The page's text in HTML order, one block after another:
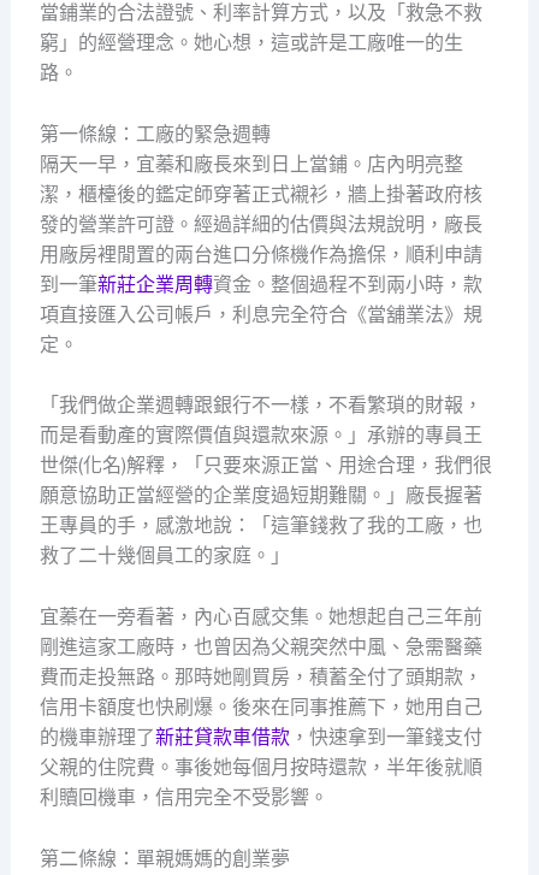
當鋪業的合法證號、利率計算方式，以及「救急不救
窮」的經營理念。她心想，這或許是工廠唯一的生
路。
第一條線：工廠的緊急週轉
隔天一早，宜蓁和廠長來到日上當鋪。店內明亮整
潔，櫃檯後的鑑定師穿著正式襯衫，牆上掛著政府核
發的營業許可證。經過詳細的估價與法規說明，廠長
用廠房裡閒置的兩台進口分條機作為擔保，順利申請
到一筆新莊企業周轉資金。整個過程不到兩小時，款
項直接匯入公司帳戶，利息完全符合《當舖業法》規
定。
「我們做企業週轉跟銀行不一樣，不看繁瑣的財報，
而是看動產的實際價值與還款來源。」承辦的專員王
世傑(化名)解釋，「只要來源正當、用途合理，我們很
願意協助正當經營的企業度過短期難關。」廠長握著
王專員的手，感激地說：「這筆錢救了我的工廠，也
救了二十幾個員工的家庭。」
宜蓁在一旁看著，內心百感交集。她想起自己三年前
剛進這家工廠時，也曾因為父親突然中風、急需醫藥
費而走投無路。那時她剛買房，積蓄全付了頭期款，
信用卡額度也快刷爆。後來在同事推薦下，她用自己
的機車辦理了新莊貸款車借款，快速拿到一筆錢支付
父親的住院費。事後她每個月按時還款，半年後就順
利贖回機車，信用完全不受影響。
第二條線：單親媽媽的創業夢